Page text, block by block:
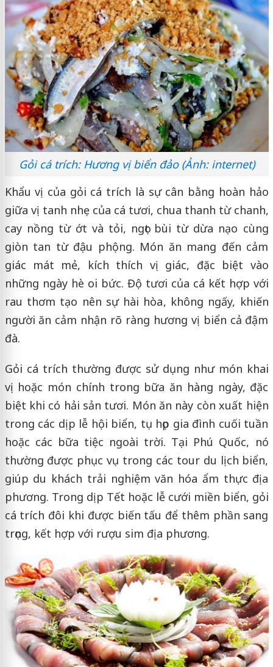
Gỏi cá trích: Hương vị biển đảo (Ảnh: internet)
Khẩu vị của gỏi cá trích là sự cân bằng hoàn hảo
giữa vị tanh nhẹ của cá tươi, chua thanh từ chanh,
cay nồng từ ớt và tỏi, ngọt bùi từ dừa nạo cùng
giòn tan từ đậu phộng. Món ăn mang đến cảm
giác mát mẻ, kích thích vị giác, đặc biệt vào
những ngày hè oi bức. Độ tươi của cá kết hợp với
rau thơm tạo nên sự hài hòa, không ngấy, khiến
người ăn cảm nhận rõ ràng hương vị biển cả đậm
đà.
Gỏi cá trích thường được sử dụng như món khai
vị hoặc món chính trong bữa ăn hàng ngày, đặc
biệt khi có hải sản tươi. Món ăn này còn xuất hiện
trong các dịp lễ hội biển, tụ họp gia đình cuối tuần
hoặc các bữa tiệc ngoài trời. Tại Phú Quốc, nó
thường được phục vụ trong các tour du lịch biển,
giúp du khách trải nghiệm văn hóa ẩm thực địa
phương. Trong dịp Tết hoặc lễ cưới miền biển, gỏi
cá trích đôi khi được biến tấu để thêm phần sang
trọng, kết hợp với rượu sim địa phương.